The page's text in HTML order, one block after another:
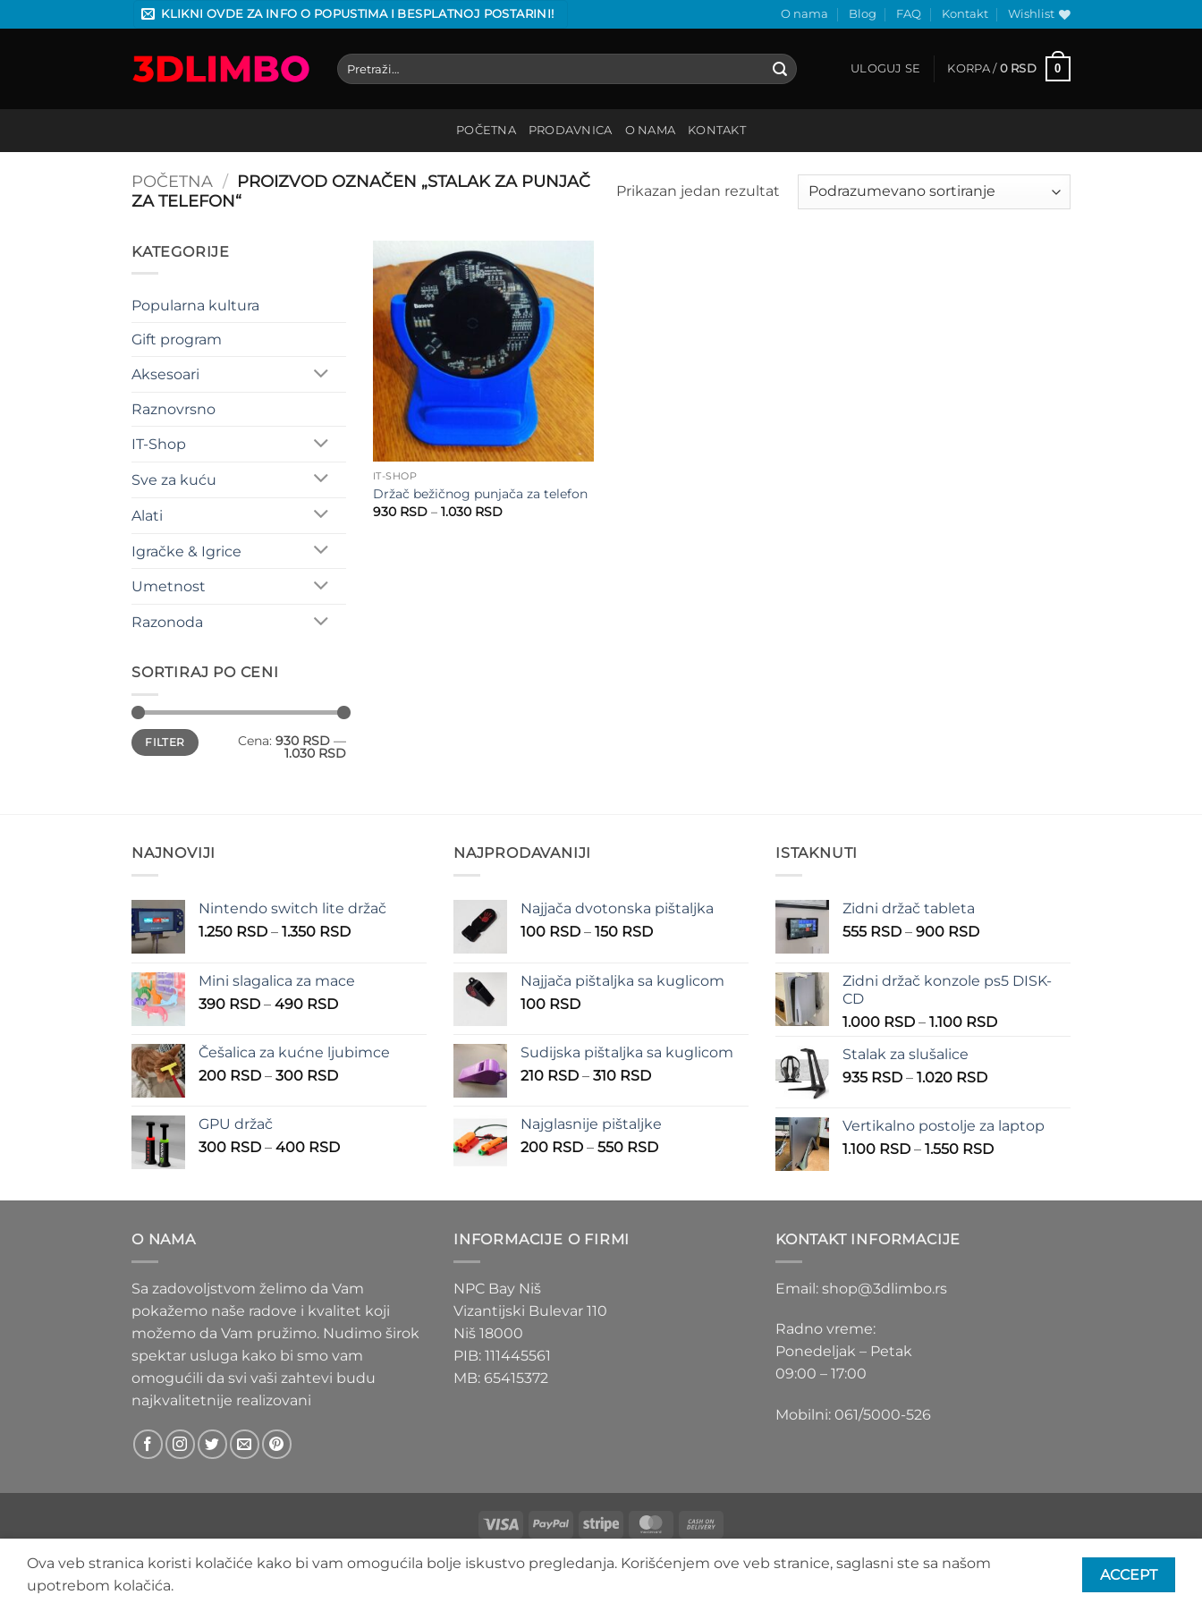
na
KLIKNI OVDE ZA INFO O POPUSTIMA I BESPLATNOJ POSTARINI! O nama Blog FAQ Kontakt Wishlist
Pretraga
za:
ULOGUJ SE KORPA / 0 RSD 0
POČETNA PRODAVNICA O NAMA KONTAKT
POČETNA / PROIZVOD OZNAČEN „STALAK ZA PUNJAČ
ZA TELEFON“
Prikazan jedan rezultat
KATEGORIJE
Popularna kultura
Gift program
Aksesoari
Raznovrsno
IT-Shop
Sve za kuću
Alati
Igračke & Igrice
Umetnost
Razonoda
SORTIRAJ PO CENI
Minimalna
cena
Maksimalna
cenaFILTER Cena: 930 RSD —
1.030 RSD
Add to
wishlist
IT-SHOP
Držač bežičnog punjača za telefon
930 RSD – 1.030 RSDRaspon
NAJNOVIJI
Nintendo switch lite držač
1.250 RSD – 1.350 RSDRaspon
1.250 RSD
Mini slagalica za mace
390 RSD – 490 RSDRaspon
390 RSD
do
Češalica za kućne ljubimce
200 RSD – 300 RSDRaspon
do
GPU držač
300 RSD – 400 RSDRaspon
300 RSD
NAJPRODAVANIJI
Najjača dvotonska pištaljka
100 RSD – 150 RSDRaspon
100 RSD
Najjača pištaljka sa kuglicom
100 RSD
Sudijska pištaljka sa kuglicom
210 RSD – 310 RSDRaspon
210 RSD
do
Najglasnije pištaljke
200 RSD – 550 RSDRaspon
200 RSD
ISTAKNUTI
Zidni držač tableta
555 RSD – 900 RSDRaspon
555 RSD
900 RSD
Zidni držač konzole ps5 DISK-
CD
1.000 RSD – 1.100 RSDRaspon
Stalak za slušalice
935 RSD – 1.020 RSDRaspon
935 RSD
do
Vertikalno postolje za laptop
1.100 RSD – 1.550 RSDRaspon
1.100 RSD
O NAMA
Sa zadovoljstvom želimo da Vam
pokažemo naše radove i kvalitet koji
možemo da Vam pružimo. Nudimo širok
spektar usluga kako bi smo vam
omogućili da svi vaši zahtevi budu
najkvalitetnije realizovani
INFORMACIJE O FIRMI
NPC Bay Niš
Vizantijski Bulevar 110
Niš 18000
PIB: 111445561
MB: 65415372
KONTAKT INFORMACIJE
Email: shop@3dlimbo.rs
Radno vreme:
Ponedeljak – Petak
09:00 – 17:00
Mobilni: 061/5000-526
Visa PayPal Stripe MasterCard
On
Delivery
O NAMA BLOG FAQ KONTAKT
Ova veb stranica koristi kolačiće kako bi vam omogućila bolje iskustvo pregledanja. Korišćenjem ove veb stranice, saglasni ste sa našom
upotrebom kolačića.
ACCEPT